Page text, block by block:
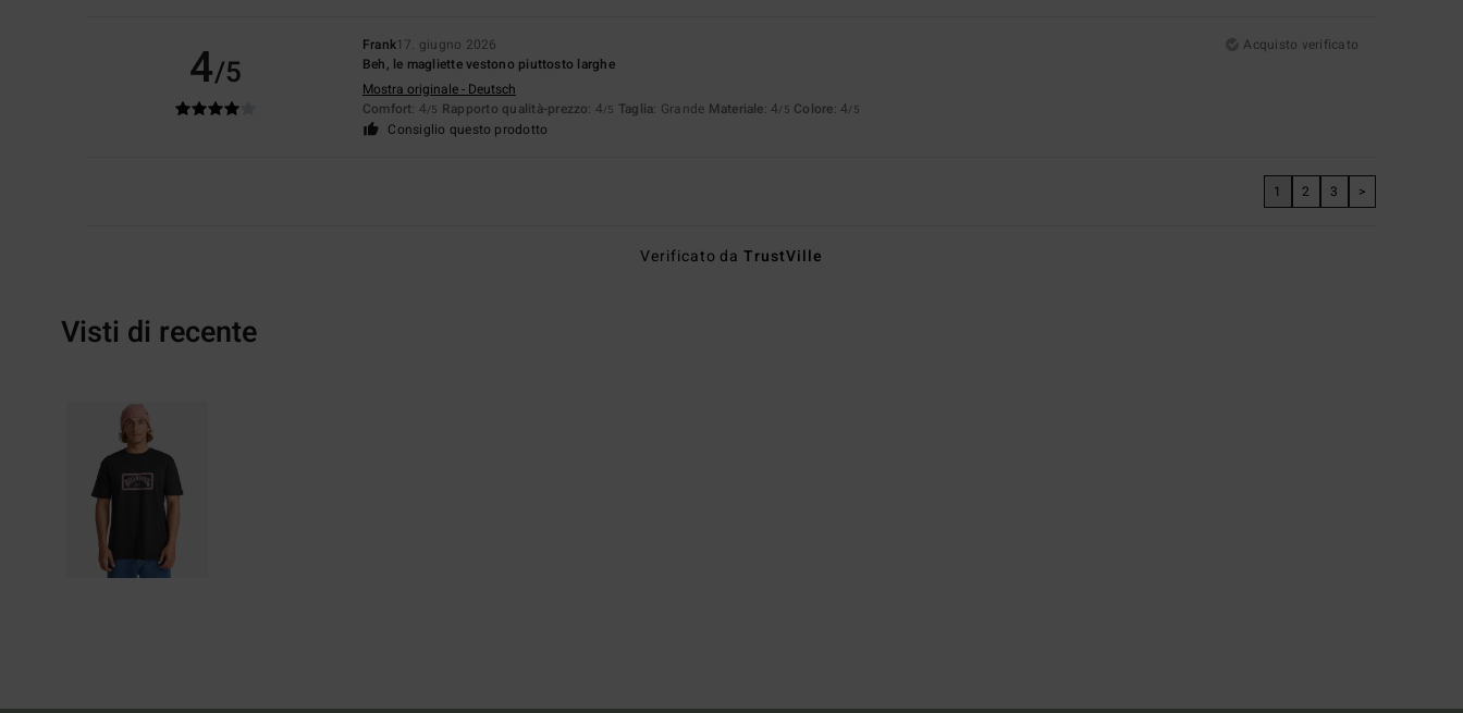
4/5
Frank17. giugno 2026
Acquisto verificato
Beh, le magliette vestono piuttosto larghe
Mostra originale - Deutsch
Comfort: 4/5 Rapporto qualità-prezzo: 4/5 Taglia: Grande Materiale: 4/5 Colore: 4/5
Consiglio questo prodotto
1 2 3 >
Verificato daTrustVille
Visti di recente